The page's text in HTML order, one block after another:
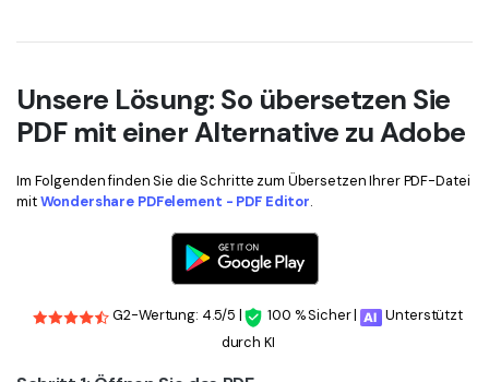
Unsere Lösung: So übersetzen Sie
PDF mit einer Alternative zu Adobe
Im Folgenden finden Sie die Schritte zum Übersetzen Ihrer PDF-Datei
mitWondershare PDFelement - PDF Editor.
G2-Wertung: 4.5/5 | 100 % Sicher |
Unterstützt
durch KI